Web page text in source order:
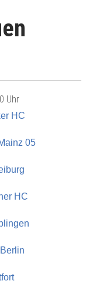
Uhr
HC
05
HC